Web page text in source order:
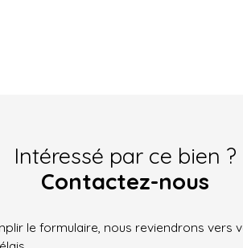
Intéressé par ce bien ?
Contactez-nous
le formulaire, nous reviendrons vers